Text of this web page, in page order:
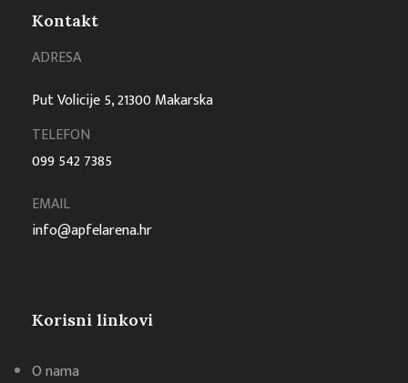
Kontakt
ADRESA
Put Volicije 5, 21300 Makarska
TELEFON
099 542 7385
EMAIL
info@apfelarena.hr
Korisni linkovi
O nama